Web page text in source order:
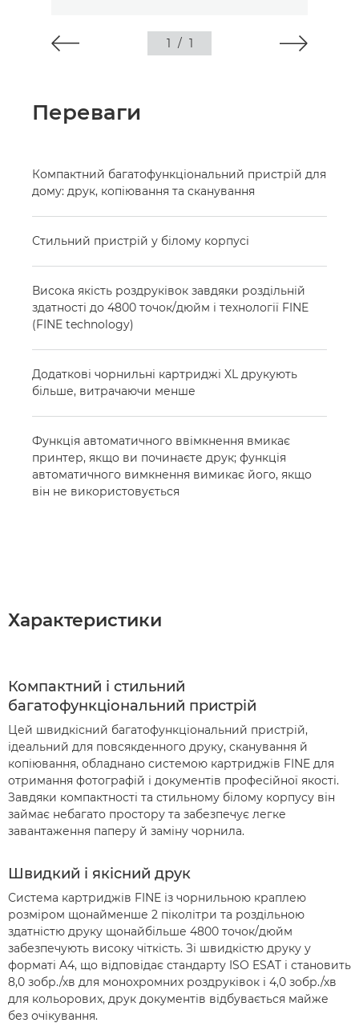
1 / 1
Переваги
Компактний багатофункціональний пристрій для
дому: друк, копіювання та сканування
Стильний пристрій у білому корпусі
Висока якість роздруківок завдяки роздільній
здатності до 4800 точок/дюйм і технології FINE
(FINE technology)
Додаткові чорнильні картриджі XL друкують
більше, витрачаючи менше
Функція автоматичного ввімкнення вмикає
принтер, якщо ви починаєте друк; функція
автоматичного вимкнення вимикає його, якщо
він не використовується
Характеристики
Компактний і стильний
багатофункціональний пристрій
Цей швидкісний багатофункціональний пристрій,
ідеальний для повсякденного друку, сканування й
копіювання, обладнано системою картриджів FINE для
отримання фотографій і документів професійної якості.
Завдяки компактності та стильному білому корпусу він
займає небагато простору та забезпечує легке
завантаження паперу й заміну чорнила.
Швидкий і якісний друк
Система картриджів FINE із чорнильною краплею
розміром щонайменше 2 піколітри та роздільною
здатністю друку щонайбільше 4800 точок/дюйм
забезпечують високу чіткість. Зі швидкістю друку у
форматі A4, що відповідає стандарту ISO ESAT і становить
8,0 зобр./хв для монохромних роздруківок і 4,0 зобр./хв
для кольорових, друк документів відбувається майже
без очікування.